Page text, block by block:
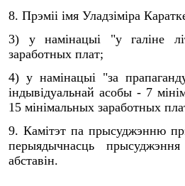
8. Прэмii iмя Уладзiмiра
3) у намiнацыi "у галiне
заработных плат;
4) у намiнацыi "за
iндывiдуальнай асобы - 7
15 мiнiмальных заработных
9. Камiтэт па прысуджэнню
перыядычнасць
абставiн.